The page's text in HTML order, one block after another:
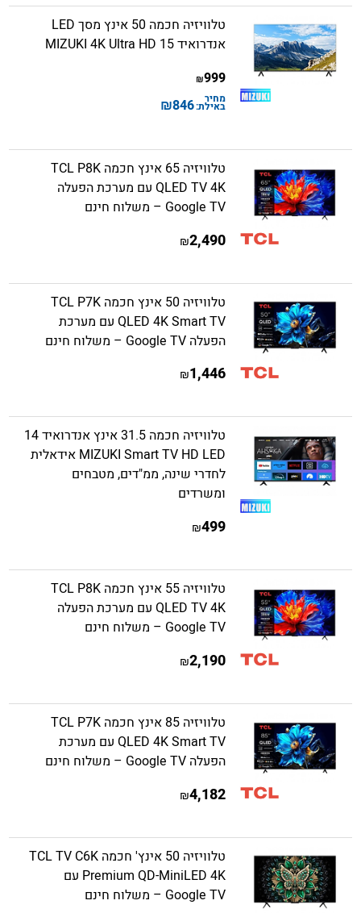
טלוויזיה חכמה 50 אינץ מסך LED
אנדרואיד 15 MIZUKI 4K Ultra HD
999
₪
מחיר
באילת:846
₪
טלוויזיה 65 אינץ חכמה TCL P8K
QLED TV 4K עם מערכת הפעלה
Google TV – משלוח חינם
2,490
₪
טלוויזיה 50 אינץ חכמה TCL P7K
QLED 4K Smart TV עם מערכת
הפעלה Google TV – משלוח חינם
1,446
₪
טלוויזיה חכמה 31.5 אינץ אנדרואיד 14
MIZUKI Smart TV HD LED אידאלית
לחדרי שינה, ממ"דים, מטבחים
ומשרדים
499
₪
טלוויזיה 55 אינץ חכמה TCL P8K
QLED TV 4K עם מערכת הפעלה
Google TV – משלוח חינם
2,190
₪
טלוויזיה 85 אינץ חכמה TCL P7K
QLED 4K Smart TV עם מערכת
הפעלה Google TV – משלוח חינם
4,182
₪
טלוויזיה 50 אינץ' חכמה TCL TV C6K
Premium QD-MiniLED 4K עם
Google TV – משלוח חינם